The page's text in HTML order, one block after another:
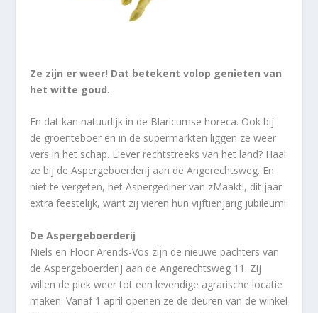
Ze zijn er weer! Dat betekent volop genieten van
het witte goud.
En dat kan natuurlijk in de Blaricumse horeca. Ook bij
de groenteboer en in de supermarkten liggen ze weer
vers in het schap. Liever rechtstreeks van het land? Haal
ze bij de Aspergeboerderij aan de Angerechtsweg. En
niet te vergeten, het Aspergediner van zMaakt!, dit jaar
extra feestelijk, want zij vieren hun vijftienjarig jubileum!
De Aspergeboerderij
Niels en Floor Arends-Vos zijn de nieuwe pachters van
de Aspergeboerderij aan de Angerechtsweg 11. Zij
willen de plek weer tot een levendige agrarische locatie
maken. Vanaf 1 april openen ze de deuren van de winkel